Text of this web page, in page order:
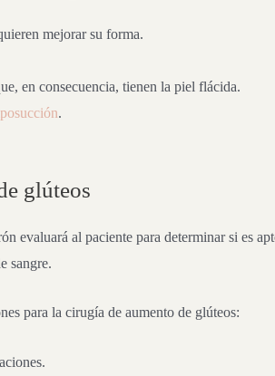
mejorar su forma.
en consecuencia, tienen la piel flácida.
.
glúteos
evaluará al paciente para determinar si es
sangre.
para la cirugía de aumento de glúteos: